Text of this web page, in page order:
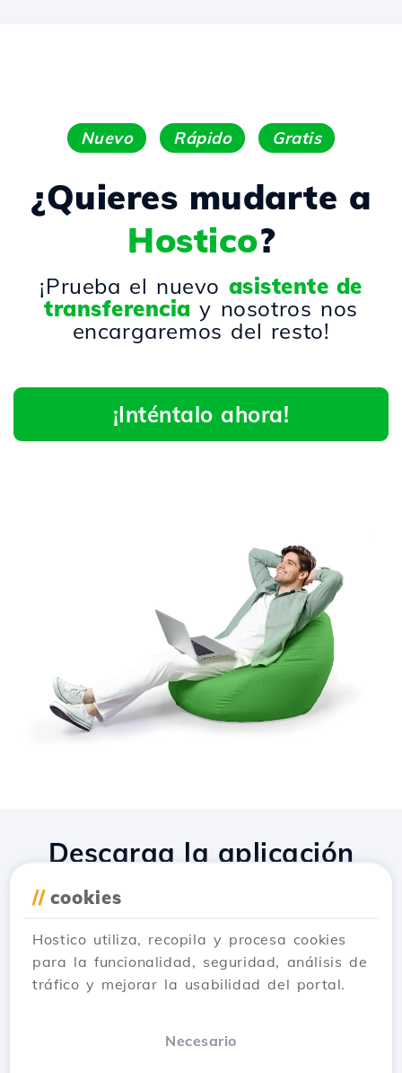
Nuevo Rápido Gratis
¿Quieres mudarte a
Hostico?
¡Prueba el nuevo asistente de
transferencia y nosotros nos
encargaremos del resto!
¡Inténtalo ahora!
// cookies
Hostico utiliza, recopila y procesa cookies
para la funcionalidad, seguridad, análisis de
tráfico y mejorar la usabilidad del portal.
Necesario
Descarga la aplicación